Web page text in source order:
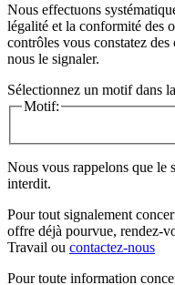
Nous effectuons
légalité et la conformité des
contrôles vous constatez
nous le signaler.
Sélectionnez un motif dans
Motif:
Nous vous rappelons que le
interdit.
Pour tout signalement
offre déjà pourvue, rendez-
Travail ou contactez-nous
Pour toute information